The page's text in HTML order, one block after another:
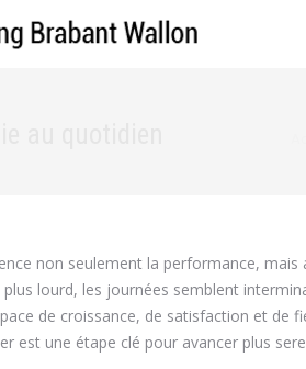
non seulement la performance, mais
lourd, les journées semblent
de croissance, de satisfaction et de
est une étape clé pour avancer plus